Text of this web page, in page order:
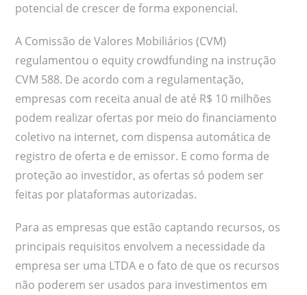
potencial de crescer de forma exponencial.
A Comissão de Valores Mobiliários (CVM)
regulamentou o equity crowdfunding na instrução
CVM 588. De acordo com a regulamentação,
empresas com receita anual de até R$ 10 milhões
podem realizar ofertas por meio do financiamento
coletivo na internet, com dispensa automática de
registro de oferta e de emissor. E como forma de
proteção ao investidor, as ofertas só podem ser
feitas por plataformas autorizadas.
Para as empresas que estão captando recursos, os
principais requisitos envolvem a necessidade da
empresa ser uma LTDA e o fato de que os recursos
não poderem ser usados para investimentos em